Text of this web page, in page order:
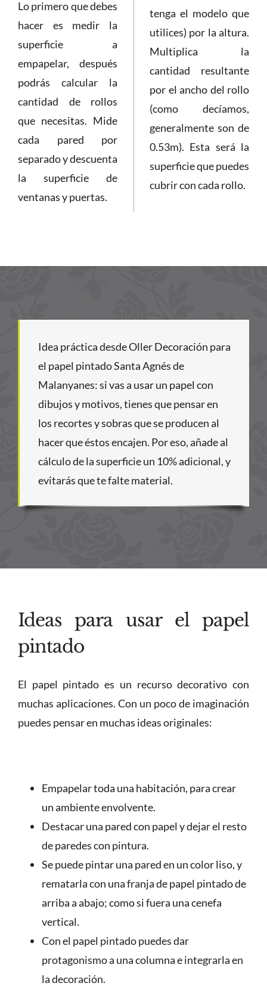
Lo primero que debes
hacer es medir la
superficie a
empapelar, después
podrás calcular la
cantidad de rollos
que necesitas. Mide
cada pared por
separado y descuenta
la superficie de
ventanas y puertas.
tenga el modelo que
utilices) por la altura.
Multiplica la
cantidad resultante
por el ancho del rollo
(como decíamos,
generalmente son de
0.53m). Esta será la
superficie que puedes
cubrir con cada rollo.
Idea práctica desde Oller Decoración para
el papel pintado Santa Agnés de
Malanyanes: si vas a usar un papel con
dibujos y motivos, tienes que pensar en
los recortes y sobras que se producen al
hacer que éstos encajen. Por eso, añade al
cálculo de la superficie un 10% adicional, y
evitarás que te falte material.
Ideas para usar el papel
pintado
El papel pintado es un recurso decorativo con
muchas aplicaciones. Con un poco de imaginación
puedes pensar en muchas ideas originales:
Empapelar toda una habitación, para crear
un ambiente envolvente.
Destacar una pared con papel y dejar el resto
de paredes con pintura.
Se puede pintar una pared en un color liso, y
rematarla con una franja de papel pintado de
arriba a abajo; como si fuera una cenefa
vertical.
Con el papel pintado puedes dar
protagonismo a una columna e integrarla en
la decoración.